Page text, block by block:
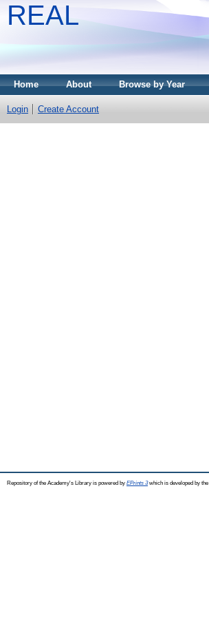
REAL
Home About Browse by Year
Login Create Account
Repository of the Academy's Library is powered by EPrints 3which is developed by the